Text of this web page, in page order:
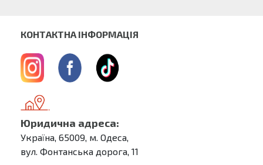
КОНТАКТНА ІНФОРМАЦІЯ
Юридична адреса:
Україна, 65009, м. Одеса,
вул. Фонтанська дорога, 11